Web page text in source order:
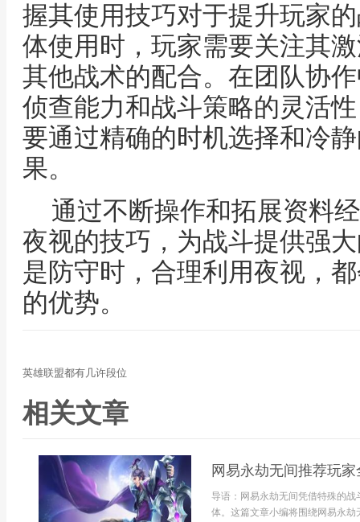
握其使用技巧对于提升玩家
体使用时，玩家需要关注其
其他战术的配合。在团队协
侦查能力和战斗策略的灵活
要通过精确的时机选择和冷
果。
通过不断操作和拓展资料
夜视的技巧，为战斗提供强
是防守时，合理利用夜视，
的优势。
英雄联盟都有几许段位
相关文章
网易永劫无间推荐玩
导语：网易永劫无间凭借特殊的
体。这篇文章小编将围绕网易永